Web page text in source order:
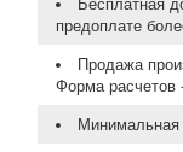
Бесплатная
предоплате
Продажа
Форма расчетов
Минимальная